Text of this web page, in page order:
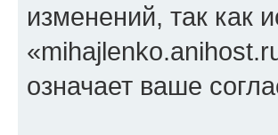
изменений, так как
означает ваше